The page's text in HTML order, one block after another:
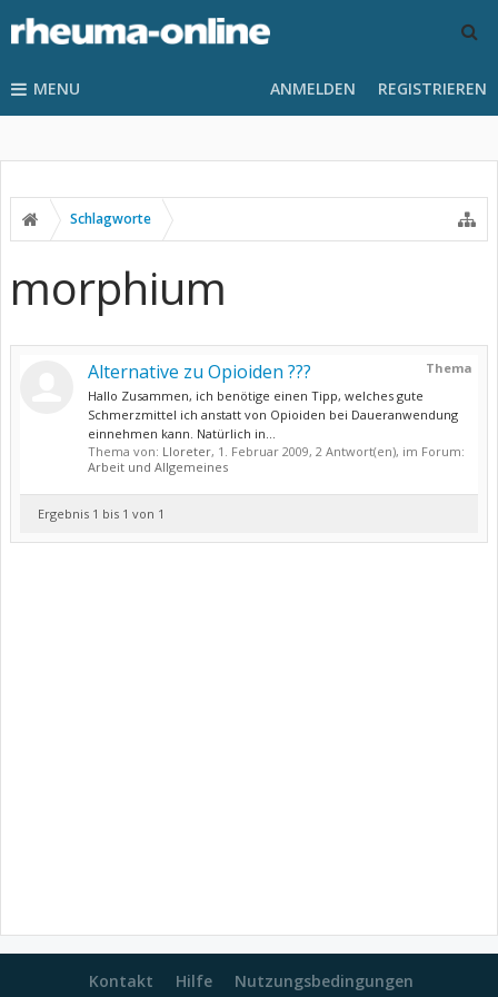
MENU ANMELDEN REGISTRIEREN
Schlagworte
morphium
Thema
Alternative zu Opioiden ???
Hallo Zusammen, ich benötige einen Tipp, welches gute
Schmerzmittel ich anstatt von Opioiden bei Daueranwendung
einnehmen kann. Natürlich in...
Thema von: Lloreter, 1. Februar 2009, 2 Antwort(en), im Forum:
Arbeit und Allgemeines
Ergebnis 1 bis 1 von 1
Kontakt Hilfe Nutzungsbedingungen